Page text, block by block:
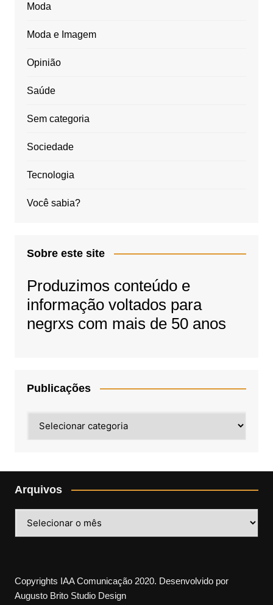
Moda
Moda e Imagem
Opinião
Saúde
Sem categoria
Sociedade
Tecnologia
Você sabia?
Sobre este site
Produzimos conteúdo e
informação voltados para
negrxs com mais de 50 anos
Publicações
Arquivos
Copyrights IAA Comunicação 2020. Desenvolvido por
Augusto Brito Studio Design